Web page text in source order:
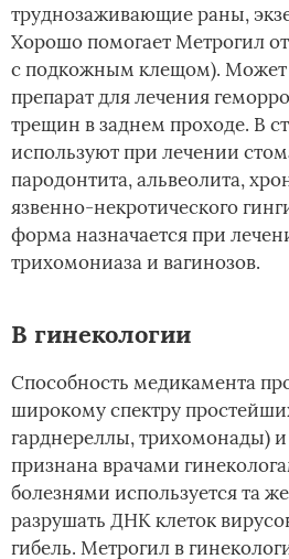
труднозаживающие раны,
Хорошо помогает Метрогил
с подкожным клещом). Может
препарат для лечения
трещин в заднем проходе. В
используют при лечении
пародонтита, альвеолита,
язвенно-некротического
форма назначается при
трихомониаза и вагинозов.
В гинекологии
Способность медикамента
широкому спектру
гарднереллы, трихомонады)
признана врачами
болезнями используется та
разрушать ДНК клеток
гибель. Метрогил в